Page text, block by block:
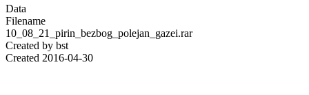
Data
Filename
10_08_21_pirin_bezbog_polejan_gazei.rar
Created by bst
Created 2016-04-30